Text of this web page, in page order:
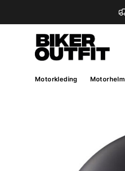
Motorkleding Motorhelm